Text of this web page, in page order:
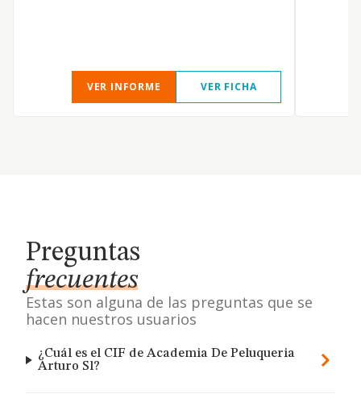
VER INFORME VER FICHA
Preguntas
frecuentes
Estas son alguna de las preguntas que se
hacen nuestros usuarios
¿Cuál es el CIF de Academia De Peluqueria
Arturo Sl?